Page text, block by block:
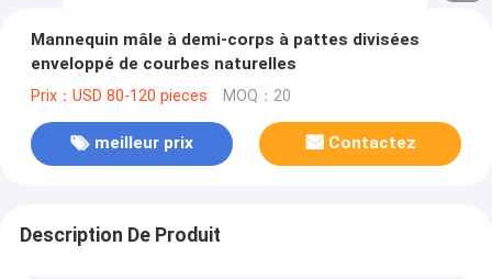
Mannequin mâle à demi-corps à pattes divisées
enveloppé de courbes naturelles
Prix：USD 80-120 pieces MOQ：20
meilleur prix Contactez
Description De Produit